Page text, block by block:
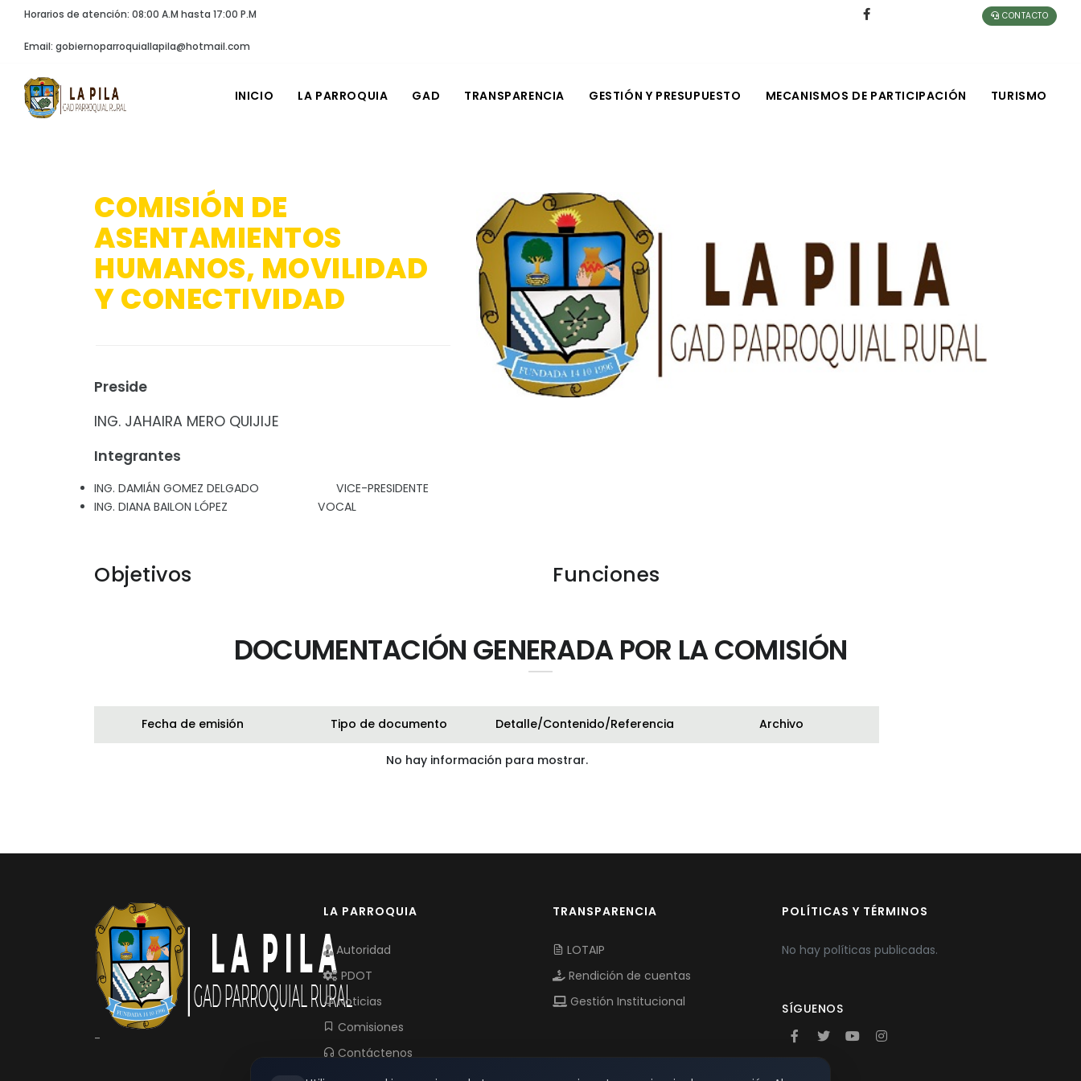
Horarios de atención: 08:00 A.M hasta 17:00 P.M
Email: gobiernoparroquiallapila@hotmail.com
CONTACTO
INICIO LA PARROQUIA GAD TRANSPARENCIA GESTIÓN Y PRESUPUESTO MECANISMOS DE PARTICIPACIÓN TURISMO
COMISIÓN DE
ASENTAMIENTOS
HUMANOS, MOVILIDAD
Y CONECTIVIDAD
Preside
ING. JAHAIRA MERO QUIJIJE
Integrantes
ING. DAMIÁN GOMEZ DELGADO VICE-PRESIDENTE
ING. DIANA BAILON LÓPEZ VOCAL
Objetivos Funciones
DOCUMENTACIÓN GENERADA POR LA COMISIÓN
Fecha de emisión Tipo de documento Detalle/Contenido/Referencia Archivo
No hay información para mostrar.
-
LA PARROQUIA
Autoridad
PDOT
Noticias
Comisiones
Contáctenos
TRANSPARENCIA
LOTAIP
Rendición de cuentas
Gestión Institucional
POLÍTICAS Y TÉRMINOS
No hay políticas publicadas.
SÍGUENOS